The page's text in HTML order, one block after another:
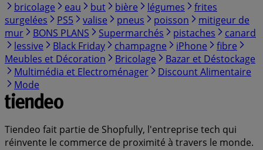
bricolage
eau but bière légumes
frites
surgelées
PS5 valise pneus poisson
mitigeur de
mur
BONS PLANS Supermarchés pistaches
canard
lessive
Black Friday champagne iPhone
fibre
Meubles et Décoration
Bricolage
Bazar et Déstockage
Multimédia et Electroménager
Discount Alimentaire
Mode
Tiendeo fait partie de Shopfully, l'entreprise tech qui
réinvente le commerce de proximité à travers le monde.